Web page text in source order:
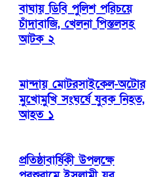
বাঘায় ডিবি পুলিশ পরিচয়ে
চাঁদাবাজি, খেলনা পিস্তলসহ
আটক ২
মান্দায় মোটরসাইকেল-অটোর
মুখোমুখি সংঘর্ষে যুবক নিহত,
আহত ১
প্রতিষ্ঠাবার্ষিকী উপলক্ষে